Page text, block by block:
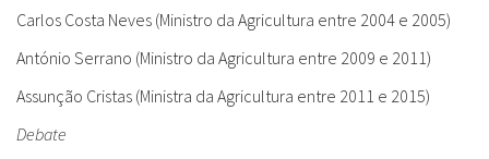
Carlos Costa Neves (Ministro da Agricultura entre 2004 e 2005)
António Serrano (Ministro da Agricultura entre 2009 e 2011)
Assunção Cristas (Ministra da Agricultura entre 2011 e 2015)
Debate